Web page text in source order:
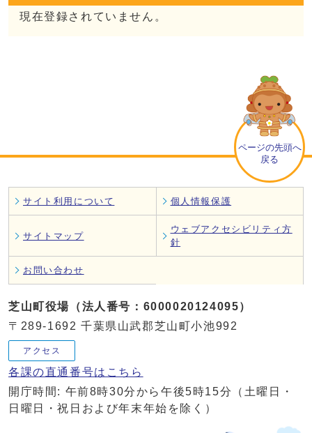
現在登録されていません。
ページの先頭へ
戻る
サイト利用について 個人情報保護
サイトマップ
ウェブアクセシビリティ方
針
お問い合わせ
芝山町役場（法人番号：6000020124095）
〒289-1692 千葉県山武郡芝山町小池992
アクセス
各課の直通番号はこちら
開庁時間: 午前8時30分から午後5時15分（土曜日・
日曜日・祝日および年末年始を除く）